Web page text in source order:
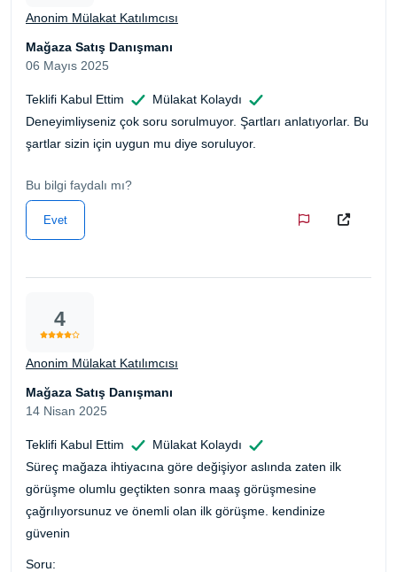
Anonim Mülakat Katılımcısı
Mağaza Satış Danışmanı
06 Mayıs 2025
Teklifi Kabul Ettim
Mülakat Kolaydı
Deneyimliyseniz çok soru sorulmuyor. Şartları anlatıyorlar. Bu
şartlar sizin için uygun mu diye soruluyor.
Bu bilgi faydalı mı?
Evet
4
Anonim Mülakat Katılımcısı
Mağaza Satış Danışmanı
14 Nisan 2025
Teklifi Kabul Ettim
Mülakat Kolaydı
Süreç mağaza ihtiyacına göre değişiyor aslında zaten ilk
görüşme olumlu geçtikten sonra maaş görüşmesine
çağrılıyorsunuz ve önemli olan ilk görüşme. kendinize
güvenin
Soru: